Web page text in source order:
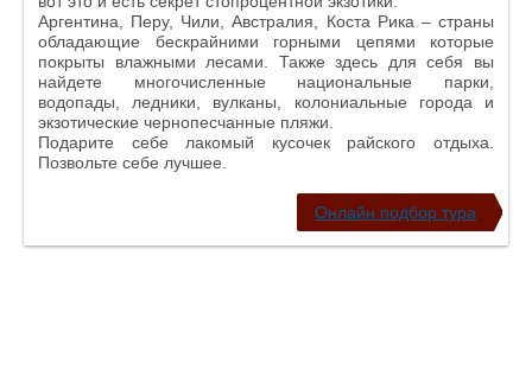
Аргентина, Перу, Чили, Австралия, Коста Рика – страны
обладающие бескрайними горными цепями которые
покрыты влажными лесами. Также здесь для себя вы
найдете многочисленные национальные парки,
водопады, ледники, вулканы, колониальные города и
экзотические чернопесчанные пляжи.
Подарите себе лакомый кусочек райского отдыха.
Позвольте себе лучшее.
Онлайн подбор тура